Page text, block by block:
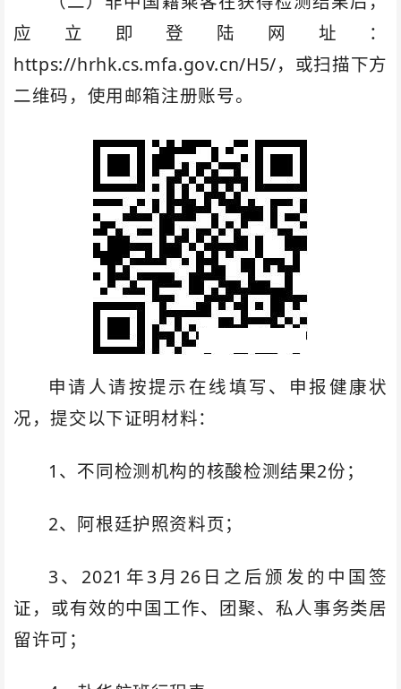
应立即登陆网址：
https://hrhk.cs.mfa.gov.cn/H5/，或扫描下方
二维码，使用邮箱注册账号。
申请人请按提示在线填写、申报健康状
况，提交以下证明材料：
1、不同检测机构的核酸检测结果2份；
2、阿根廷护照资料页；
3、2021年3月26日之后颁发的中国签
证，或有效的中国工作、团聚、私人事务类居
留许可；